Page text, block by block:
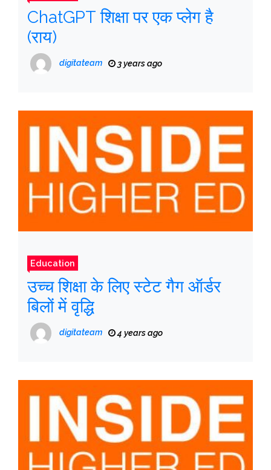
ChatGPT शिक्षा पर एक प्लेग है
(राय)
digitateam 3 years ago
Education
उच्च शिक्षा के लिए स्टेट गैग ऑर्डर
बिलों में वृद्धि
digitateam 4 years ago